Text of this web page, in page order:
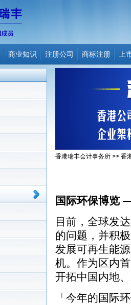
商业知识 注册公司 商标注册 上
香港瑞丰会计事务所 >> 香
国际环保博览
目前，全球发
的问题，并积
发展可再生能
机。作为区内
开拓中国内地
「今年的国际